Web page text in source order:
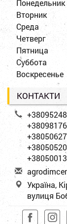
Понедельник
Вторник
Среда
Четверг
Пятница
Суббота
Воскресенье
КОНТАКТИ
agrodim
Україна,
вулиця